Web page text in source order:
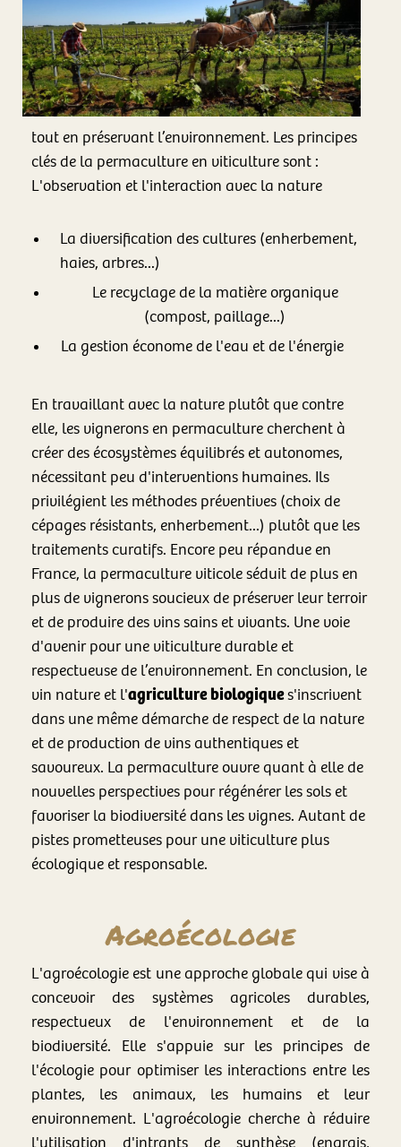
tout en préservant l’environnement. Les principes
clés de la permaculture en viticulture sont :
L'observation et l'interaction avec la nature
La diversification des cultures (enherbement,
haies, arbres...)
Le recyclage de la matière organique
(compost, paillage...)
La gestion économe de l'eau et de l'énergie
En travaillant avec la nature plutôt que contre
elle, les vignerons en permaculture cherchent à
créer des écosystèmes équilibrés et autonomes,
nécessitant peu d'interventions humaines. Ils
privilégient les méthodes préventives (choix de
cépages résistants, enherbement...) plutôt que les
traitements curatifs. Encore peu répandue en
France, la permaculture viticole séduit de plus en
plus de vignerons soucieux de préserver leur terroir
et de produire des vins sains et vivants. Une voie
d'avenir pour une viticulture durable et
respectueuse de l’environnement. En conclusion, le
vin nature et l'agriculture biologiques'inscrivent
dans une même démarche de respect de la nature
et de production de vins authentiques et
savoureux. La permaculture ouvre quant à elle de
nouvelles perspectives pour régénérer les sols et
favoriser la biodiversité dans les vignes. Autant de
pistes prometteuses pour une viticulture plus
écologique et responsable.
Agroécologie
L'agroécologie est une approche globale qui vise à
concevoir des systèmes agricoles durables,
respectueux de l'environnement et de la
biodiversité. Elle s'appuie sur les principes de
l'écologie pour optimiser les interactions entre les
plantes, les animaux, les humains et leur
environnement. L'agroécologie cherche à réduire
l'utilisation d'intrants de synthèse (engrais,